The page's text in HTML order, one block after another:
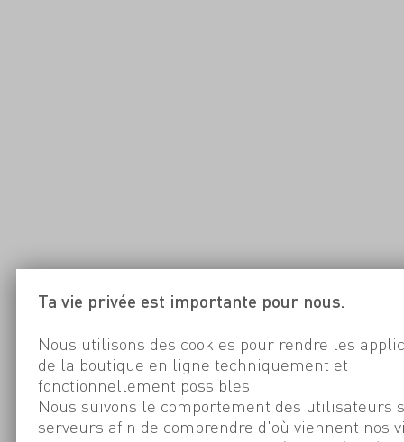
Ta vie privée est importante pour nous.
Nous utilisons des cookies pour rendre les
de la boutique en ligne techniquement et
fonctionnellement possibles.
Nous suivons le comportement des utilisateurs
serveurs afin de comprendre d'où viennent nos